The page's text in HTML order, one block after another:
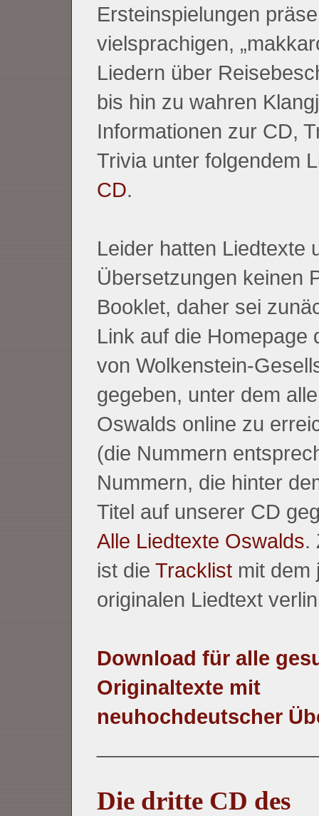
Ersteinspielungen
vielsprachigen,
Liedern über
bis hin zu wahren
Informationen zur CD,
Trivia unter folgendem
CD.
Leider hatten Liedtexte
Übersetzungen keinen
Booklet, daher sei
Link auf die Homepage
von Wolkenstein-
gegeben, unter dem
Oswalds online zu
(die Nummern
Nummern, die hinter
Titel auf unserer CD
Alle Liedtexte Oswalds.
ist die Tracklist mit dem
originalen Liedtext
Download für alle
Originaltexte mit
neuhochdeutscher
Die dritte CD des